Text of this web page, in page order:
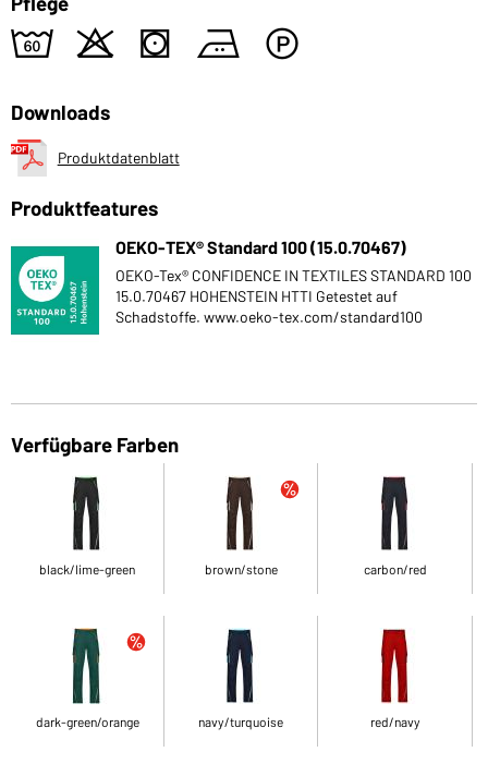
4 o s b W
Downloads
Produktdatenblatt
Produktfeatures
OEKO-TEX® Standard 100 (15.0.70467)
OEKO-Tex® CONFIDENCE IN TEXTILES STANDARD 100
15.0.70467 HOHENSTEIN HTTI Getestet auf
Schadstoffe. www.oeko-tex.com/standard100
Verfügbare Farben
black/lime-green brown/stone carbon/red
dark-green/orange navy/turquoise red/navy